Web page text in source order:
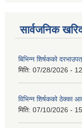
सार्वजनिक
बिभिन्‍न शिर्षकको
मिति: 07/28/2026 -
विभिन्न शिर्षकको ठेक्का
मिति: 07/10/2026 -